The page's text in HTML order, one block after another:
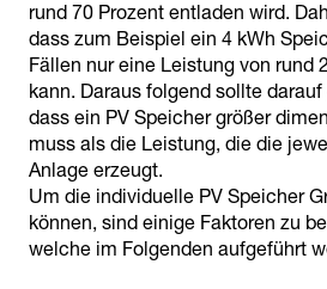
rund 70 Prozent entladen wird.
dass zum Beispiel ein 4 kWh
Fällen nur eine Leistung von rund
kann. Daraus folgend sollte
dass ein PV Speicher größer
muss als die Leistung, die die
Anlage erzeugt.
Um die individuelle PV Speicher
können, sind einige Faktoren zu
welche im Folgenden aufgeführt